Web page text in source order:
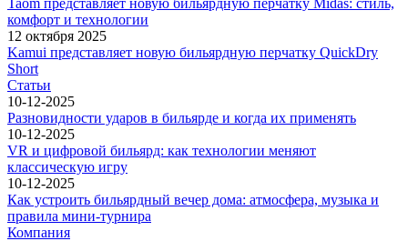
комфорт и технологии
12 октября 2025
Kamui представляет новую бильярдную перчатку QuickDry
Short
Статьи
10-12-2025
Разновидности ударов в бильярде и когда их применять
10-12-2025
VR и цифровой бильярд: как технологии меняют
классическую игру
10-12-2025
Как устроить бильярдный вечер дома: атмосфера, музыка и
правила мини-турнира
Компания